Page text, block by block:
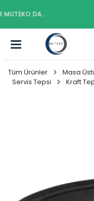
MUTFAKLARINIZA
Tüm Ürünler
Masa
Servis Tepsi
Kraft